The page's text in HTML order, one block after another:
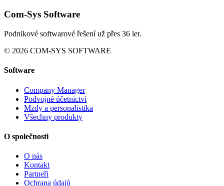
Com-Sys Software
Podnikové softwarové řešení už přes 36 let.
© 2026 COM-SYS SOFTWARE
Software
Company Manager
Podvojné účetnictví
Mzdy a personalistika
Všechny produkty
O společnosti
O nás
Kontakt
Partneři
Ochrana údajů